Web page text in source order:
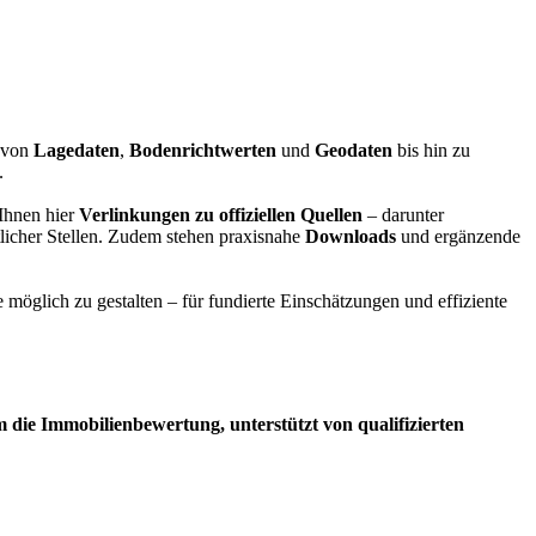
Lagedaten, Bodenrichtwerten und Geodaten bis hin zu
hierVerlinkungen zu offiziellen Quellen – darunter
Stellen. Zudem stehen praxisnahe Downloads und ergänzende
zu gestalten – für fundierte Einschätzungen und effiziente
die Immobilienbewertung, unterstützt von qualifizierten